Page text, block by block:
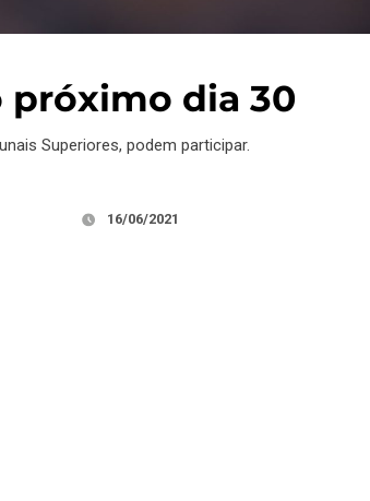
próximo dia 30
Superiores, podem participar.
16/06/2021